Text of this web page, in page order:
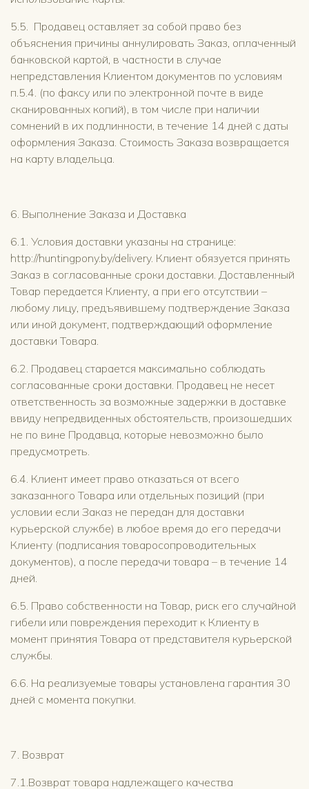
5.5. Продавец оставляет за собой право без
объяснения причины аннулировать Заказ, оплаченный
банковской картой, в частности в случае
непредставления Клиентом документов по условиям
п.5.4. (по факсу или по электронной почте в виде
сканированных копий), в том числе при наличии
сомнений в их подлинности, в течение 14 дней с даты
оформления Заказа. Стоимость Заказа возвращается
на карту владельца.
6. Выполнение Заказа и Доставка
6.1. Условия доставки указаны на странице:
http://huntingpony.by/delivery. Клиент обязуется принять
Заказ в согласованные сроки доставки. Доставленный
Товар передается Клиенту, а при его отсутствии –
любому лицу, предъявившему подтверждение Заказа
или иной документ, подтверждающий оформление
доставки Товара.
6.2. Продавец старается максимально соблюдать
согласованные сроки доставки. Продавец не несет
ответственность за возможные задержки в доставке
ввиду непредвиденных обстоятельств, произошедших
не по вине Продавца, которые невозможно было
предусмотреть.
6.4. Клиент имеет право отказаться от всего
заказанного Товара или отдельных позиций (при
условии если Заказ не передан для доставки
курьерской службе) в любое время до его передачи
Клиенту (подписания товаросопроводительных
документов), а после передачи товара – в течение 14
дней.
6.5. Право собственности на Товар, риск его случайной
гибели или повреждения переходит к Клиенту в
момент принятия Товара от представителя курьерской
службы.
6.6. На реализуемые товары установлена гарантия 30
дней с момента покупки.
7. Возврат
7.1.Возврат товара надлежащего качества